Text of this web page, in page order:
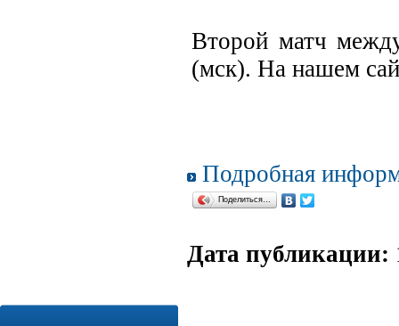
Второй матч
(мск). На нашем
Подробная
Поделиться…
Дата публикации: